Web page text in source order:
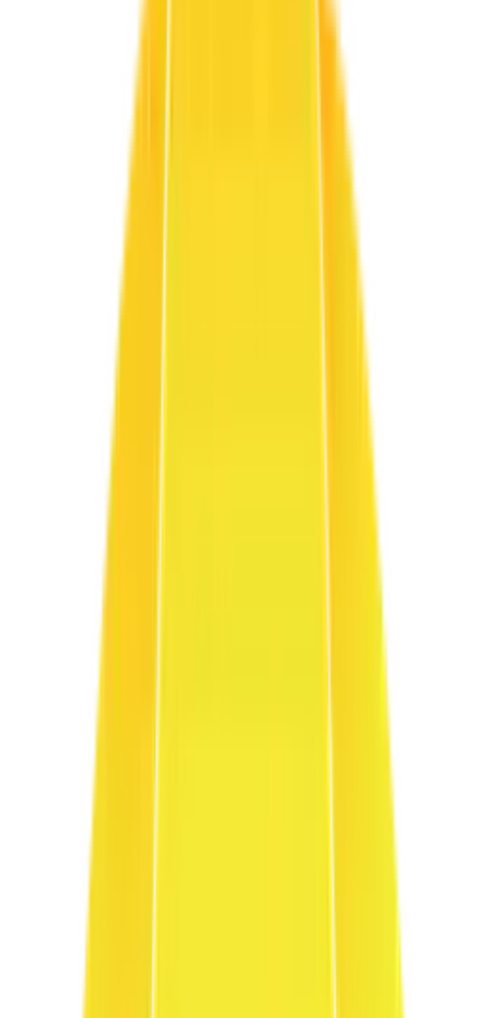
Art1 / Zara
Tekstil dokularına odaklanan minimalist moda mimarisi.
Inspeccionar y Personalizar